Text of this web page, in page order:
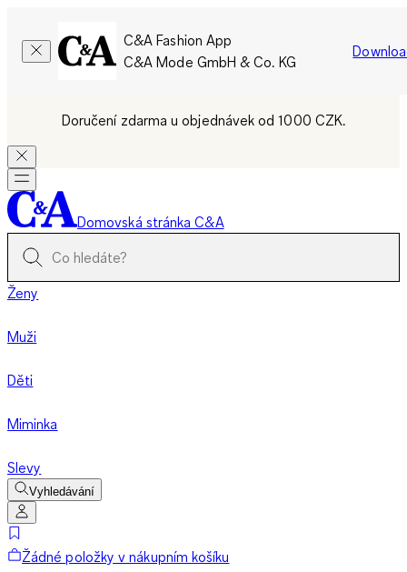
C&A Fashion App
C&A Mode GmbH & Co. KG
Doručení zdarma u objednávek od 1000 CZK.
Domovská stránka C&A
Ženy
Muži
Děti
Miminka
Slevy
Vyhledávání
Žádné položky v nákupním košíku